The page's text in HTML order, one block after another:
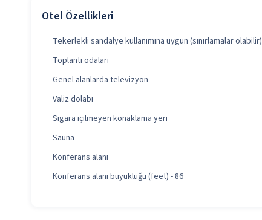
Otel Özellikleri
Tekerlekli sandalye kullanımına uygun (sınırlamalar olabilir)
Toplantı odaları
Genel alanlarda televizyon
Valiz dolabı
Sigara içilmeyen konaklama yeri
Sauna
Konferans alanı
Konferans alanı büyüklüğü (feet) - 86